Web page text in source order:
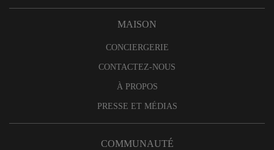
MAISON
CONCIERGERIE
CONTACTEZ-NOUS
À PROPOS
PRESSE ET MÉDIAS
COMMUNAUTÉ